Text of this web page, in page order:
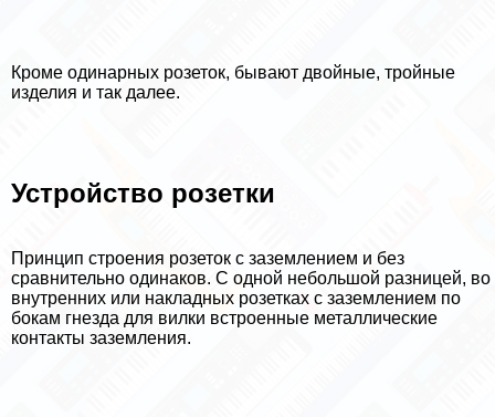
Кроме одинарных розеток, бывают двойные, тройные
изделия и так далее.
Устройство розетки
Принцип строения розеток с заземлением и без
сравнительно одинаков. С одной небольшой разницей, во
внутренних или накладных розетках с заземлением по
бокам гнезда для вилки встроенные металлические
контакты заземления.